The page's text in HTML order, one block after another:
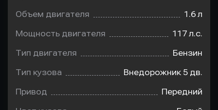
Объем двигателя 1.6 л
Мощность двигателя 117 л.с.
Тип двигателя Бензин
Тип кузова Внедорожник 5 дв.
Привод Передний